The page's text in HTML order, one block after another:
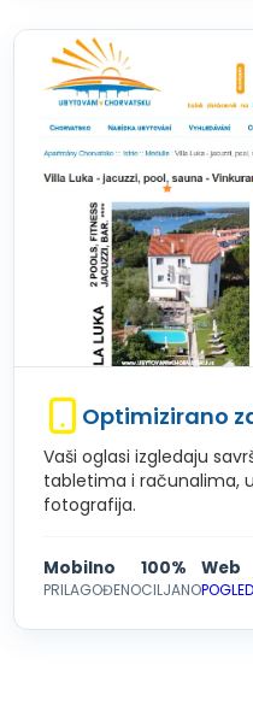
Optimizirano
Vaši oglasi izgledaju
tabletima i računalima,
fotografija.
Mobilno
PRILAGOĐENO
100%
CILJANO
Web